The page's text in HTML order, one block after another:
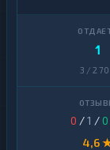
1
3 / 2
0 /1 /0
4,6